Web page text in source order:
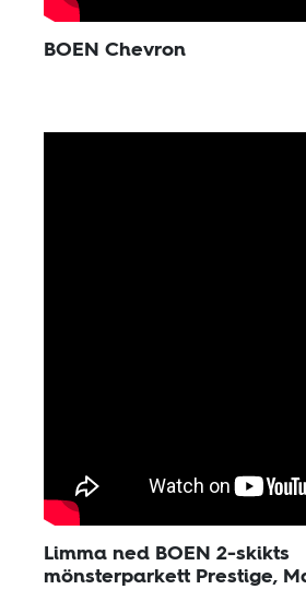
BOEN Chevron
Limma ned BOEN 2-skikts
mönsterparkett Prestige,